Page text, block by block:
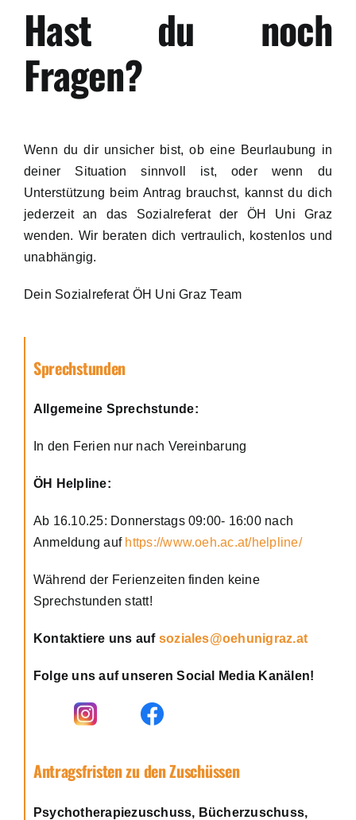
Hast du noch
Fragen?
Wenn du dir unsicher bist, ob eine Beurlaubung in
deiner Situation sinnvoll ist, oder wenn du
Unterstützung beim Antrag brauchst, kannst du dich
jederzeit an das Sozialreferat der ÖH Uni Graz
wenden. Wir beraten dich vertraulich, kostenlos und
unabhängig.
Dein Sozialreferat ÖH Uni Graz Team
Sprechstunden
Allgemeine Sprechstunde:
In den Ferien nur nach Vereinbarung
ÖH Helpline:
Ab 16.10.25: Donnerstags 09:00- 16:00 nach
Anmeldung auf https://www.oeh.ac.at/helpline/
Während der Ferienzeiten finden keine
Sprechstunden statt!
Kontaktiere uns auf soziales@oehunigraz.at
Folge uns auf unseren Social Media Kanälen!
Antragsfristen zu den Zuschüssen
Psychotherapiezuschuss, Bücherzuschuss,